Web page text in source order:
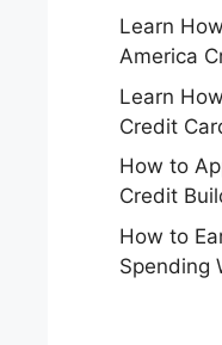
Learn
America
Learn
Credit
How to
Credit
How to
Spending